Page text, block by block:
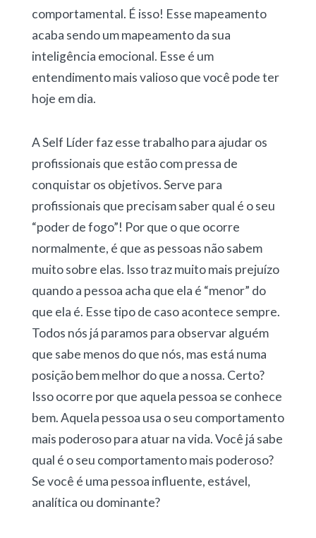
comportamental. É isso! Esse mapeamento
acaba sendo um mapeamento da sua
inteligência emocional. Esse é um
entendimento mais valioso que você pode ter
hoje em dia.
A Self Líder faz esse trabalho para ajudar os
profissionais que estão com pressa de
conquistar os objetivos. Serve para
profissionais que precisam saber qual é o seu
“poder de fogo”! Por que o que ocorre
normalmente, é que as pessoas não sabem
muito sobre elas. Isso traz muito mais prejuízo
quando a pessoa acha que ela é “menor” do
que ela é. Esse tipo de caso acontece sempre.
Todos nós já paramos para observar alguém
que sabe menos do que nós, mas está numa
posição bem melhor do que a nossa. Certo?
Isso ocorre por que aquela pessoa se conhece
bem. Aquela pessoa usa o seu comportamento
mais poderoso para atuar na vida. Você já sabe
qual é o seu comportamento mais poderoso?
Se você é uma pessoa influente, estável,
analítica ou dominante?